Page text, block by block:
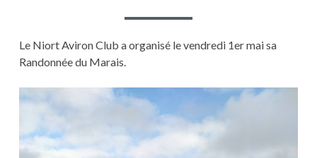
Le Niort Aviron Club a organisé le vendredi 1er mai sa
Randonnée du Marais.